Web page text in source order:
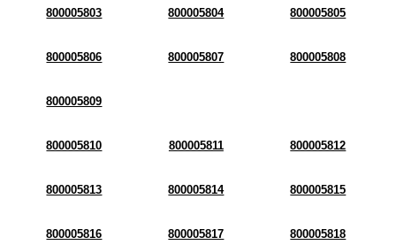
800005803 800005804 800005805
800005806 800005807 800005808
800005809
800005810 800005811 800005812
800005813 800005814 800005815
800005816 800005817 800005818